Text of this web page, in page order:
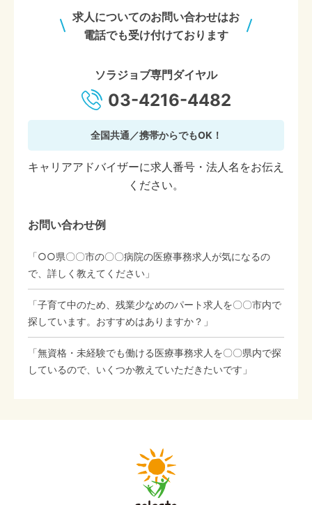
求人についてのお問い合わせはお
電話でも受け付けております
ソラジョブ専門ダイヤル
03-4216-4482
全国共通／携帯からでもOK！
キャリアアドバイザーに求人番号・法人名をお伝え
ください。
お問い合わせ例
「○○県〇〇市の〇〇病院の医療事務求人が気になるの
で、詳しく教えてください」
「子育て中のため、残業少なめのパート求人を〇〇市内で
探しています。おすすめはありますか？」
「無資格・未経験でも働ける医療事務求人を〇〇県内で探
しているので、いくつか教えていただきたいです」